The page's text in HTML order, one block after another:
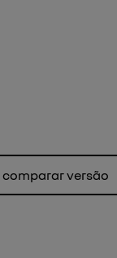
comparar versão